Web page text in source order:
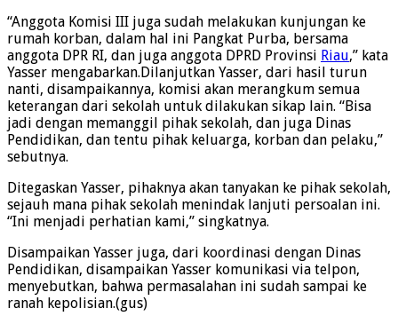
“Anggota Komisi III juga sudah melakukan kunjungan ke
rumah korban, dalam hal ini Pangkat Purba, bersama
anggota DPR RI, dan juga anggota DPRD Provinsi Riau,” kata
Yasser mengabarkan.Dilanjutkan Yasser, dari hasil turun
nanti, disampaikannya, komisi akan merangkum semua
keterangan dari sekolah untuk dilakukan sikap lain. “Bisa
jadi dengan memanggil pihak sekolah, dan juga Dinas
Pendidikan, dan tentu pihak keluarga, korban dan pelaku,”
sebutnya.
Ditegaskan Yasser, pihaknya akan tanyakan ke pihak sekolah,
sejauh mana pihak sekolah menindak lanjuti persoalan ini.
“Ini menjadi perhatian kami,” singkatnya.
Disampaikan Yasser juga, dari koordinasi dengan Dinas
Pendidikan, disampaikan Yasser komunikasi via telpon,
menyebutkan, bahwa permasalahan ini sudah sampai ke
ranah kepolisian.(gus)